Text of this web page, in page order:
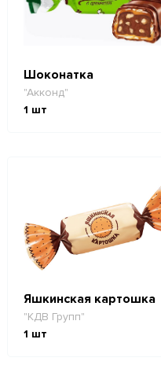
Шоконатка
"Акконд"
1 шт
Яшкинская картошка
"КДВ Групп"
1 шт